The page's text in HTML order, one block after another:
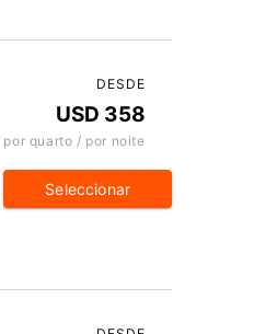
DESDE
USD 358
por quarto / por noite
Seleccionar